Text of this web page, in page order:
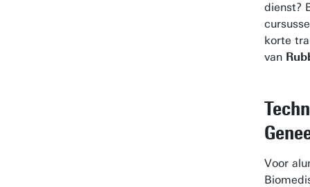
dienst?
korte
van
Voor